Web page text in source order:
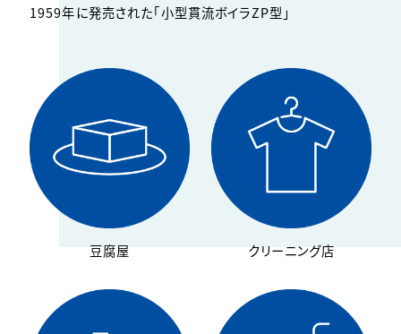
1959年に発売された「小型貫流ボイラZP型」
豆腐屋 クリーニング店